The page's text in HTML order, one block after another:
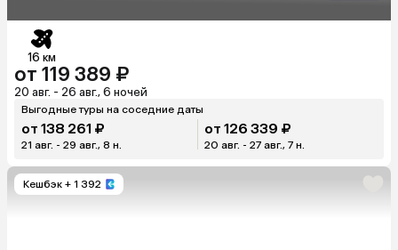
16 км
от 119 389 ₽
20 авг. - 26 авг., 6 ночей
Выгодные туры на соседние даты
от 138 261 ₽
21 авг. - 29 авг., 8 н.
от 126 339 ₽
20 авг. - 27 авг., 7 н.
Кешбэк + 1 392